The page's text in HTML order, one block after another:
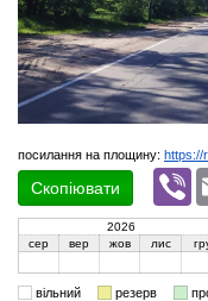
посилання на площину: https://
Скопіювати
2026
сер
вер жов лис
вільний резерв